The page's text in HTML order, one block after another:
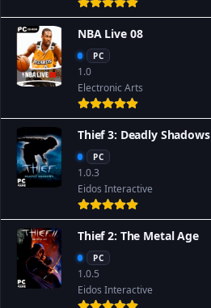
NBA Live 08
PC
1.0
Electronic Arts
Thief 3: Deadly Shadows
PC
1.0.3
Eidos Interactive
Thief 2: The Metal Age
PC
1.0.5
Eidos Interactive